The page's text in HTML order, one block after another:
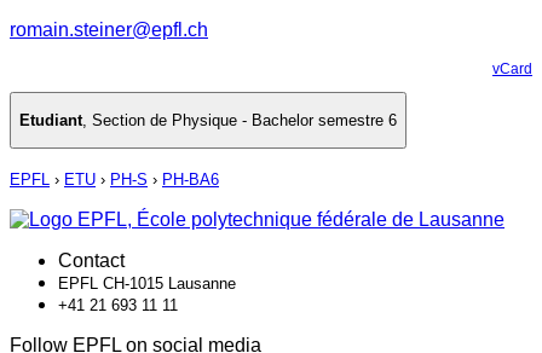
romain.steiner@epfl.ch
vCard
Etudiant, Section de Physique - Bachelor semestre 6
EPFL › ETU › PH-S › PH-BA6
Contact
EPFL CH-1015 Lausanne
+41 21 693 11 11
Follow EPFL on social media